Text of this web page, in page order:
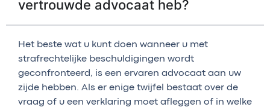
vertrouwde advocaat heb?
Het beste wat u kunt doen wanneer u met
strafrechtelijke beschuldigingen wordt
geconfronteerd, is een ervaren advocaat aan uw
zijde hebben. Als er enige twijfel bestaat over de
vraag of u een verklaring moet afleggen of in welke